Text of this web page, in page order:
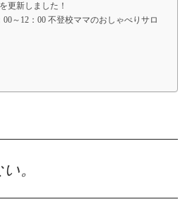
更新しました！
00～12：00 不登校ママのおしゃべりサロ
。